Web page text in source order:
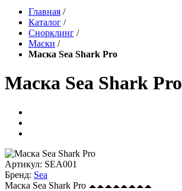
Главная /
Каталог /
Снорклинг /
Маски /
Маска Sea Shark Pro
Маска Sea Shark Pro
Артикул: SEA001
Бренд: Sea
Маска Sea Shark Pro